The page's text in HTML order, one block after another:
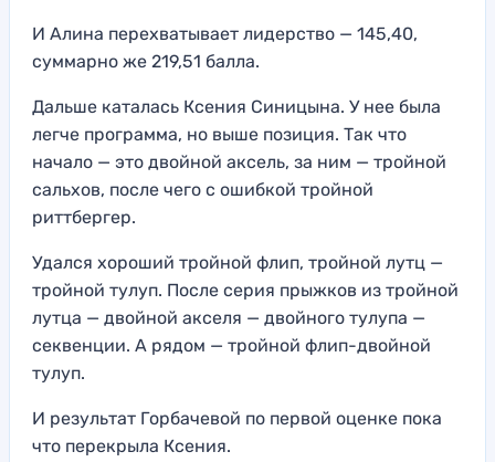
И Алина перехватывает лидерство — 145,40,
суммарно же 219,51 балла.
Дальше каталась Ксения Синицына. У нее была
легче программа, но выше позиция. Так что
начало — это двойной аксель, за ним — тройной
сальхов, после чего с ошибкой тройной
риттбергер.
Удался хороший тройной флип, тройной лутц —
тройной тулуп. После серия прыжков из тройной
лутца — двойной акселя — двойного тулупа —
секвенции. А рядом — тройной флип-двойной
тулуп.
И результат Горбачевой по первой оценке пока
что перекрыла Ксения.